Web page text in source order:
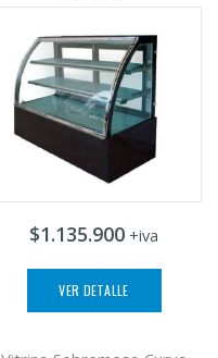
$1.135.900 +iva
VER DETALLE